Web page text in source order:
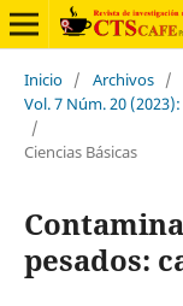
Inicio / Archivos /
Vol. 7 Núm. 20
/
Ciencias Básicas
pesados: